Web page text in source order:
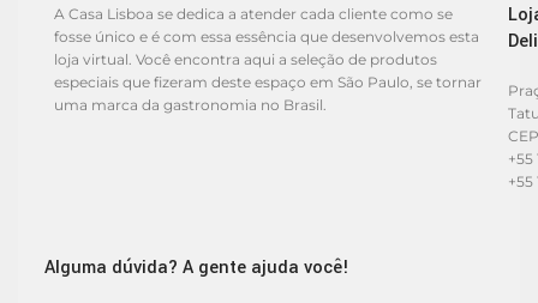
A Casa Lisboa se dedica a atender cada cliente como se
fosse único e é com essa essência que desenvolvemos esta
loja virtual. Você encontra aqui a seleção de produtos
especiais que fizeram deste espaço em São Paulo, se tornar
uma marca da gastronomia no Brasil.
+55
+55
Alguma dúvida? A gente ajuda você!